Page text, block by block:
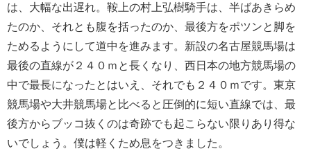
は、大幅な出遅れ。鞍上の村上弘樹騎手は、半ばあきらめ
たのか、それとも腹を括ったのか、最後方をポツンと脚を
ためるようにして道中を進みます。新設の名古屋競馬場は
最後の直線が２４０ｍと長くなり、西日本の地方競馬場の
中で最長になったとはいえ、それでも２４０ｍです。東京
競馬場や大井競馬場と比べると圧倒的に短い直線では、最
後方からブッコ抜くのは奇跡でも起こらない限りあり得な
いでしょう。僕は軽くため息をつきました。